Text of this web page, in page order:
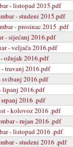
- listopad 2015.pdf
- studeni 2015.pdf
- prosinac 2015 .pdf
- sijećanj 2016.pdf
- veljača 2016.pdf
ožujak 2016.pdf
travanj 2016.pdf
svibanj 2016.pdf
lipanj 2016.pdf
2016 .pdf
- kolovoz 2016 .pdf
- rujan 2016 .pdf
- listopad 2016 .pdf
- studeni 2016 .pdf